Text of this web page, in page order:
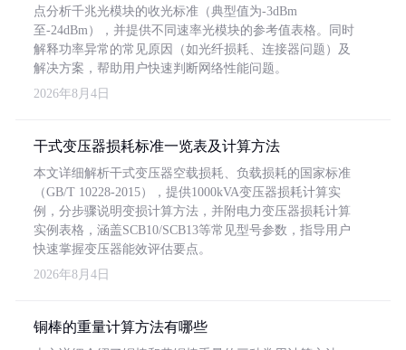
点分析千兆光模块的收光标准（典型值为-3dBm
至-24dBm），并提供不同速率光模块的参考值表格。同时
解释功率异常的常见原因（如光纤损耗、连接器问题）及
解决方案，帮助用户快速判断网络性能问题。
2026年8月4日
干式变压器损耗标准一览表及计算方法
本文详细解析干式变压器空载损耗、负载损耗的国家标准
（GB/T 10228-2015），提供1000kVA变压器损耗计算实
例，分步骤说明变损计算方法，并附电力变压器损耗计算
实例表格，涵盖SCB10/SCB13等常见型号参数，指导用户
快速掌握变压器能效评估要点。
2026年8月4日
铜棒的重量计算方法有哪些